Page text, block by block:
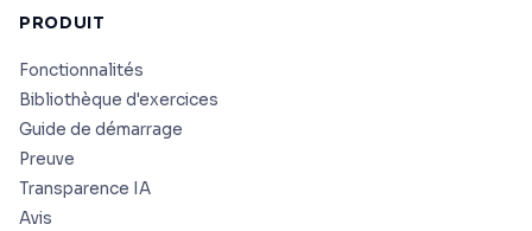
PRODUIT
Fonctionnalités
Bibliothèque d'exercices
Guide de démarrage
Preuve
Transparence IA
Avis